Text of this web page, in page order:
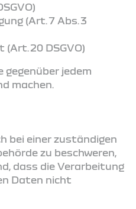
(Art. 7 Abs. 3
20 DSGVO)
gegenüber jedem
machen.
bei einer zuständigen
zu beschweren,
dass die Verarbeitung
Daten nicht